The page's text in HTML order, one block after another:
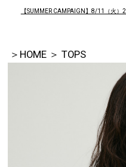
【SUMMER CAMPAIGN】8/11（火
＞ HOME ＞ TOPS